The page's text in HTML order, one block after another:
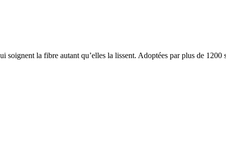
la fibre autant qu’elles la lissent. Adoptées par plus de 1200